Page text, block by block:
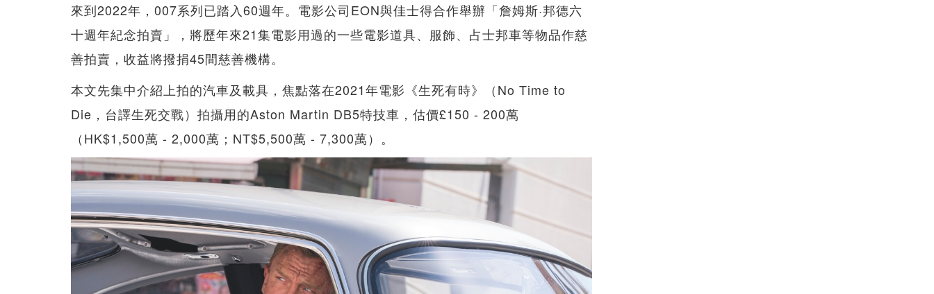
來到2022年，007系列已踏入60週年。電影公司EON與佳士得合作舉辦「詹姆斯·邦德六
十週年紀念拍賣」，將歷年來21集電影用過的一些電影道具、服飾、占士邦車等物品作慈
善拍賣，收益將撥捐45間慈善機構。
本文先集中介紹上拍的汽車及載具，焦點落在2021年電影《生死有時》（No Time to
Die，台譯生死交戰）拍攝用的Aston Martin DB5特技車，估價£150 - 200萬
（HK$1,500萬 - 2,000萬；NT$5,500萬 - 7,300萬）。